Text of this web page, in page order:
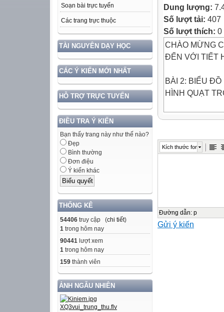
Soạn bài trực tuyến
Các trang trực thuộc
TÀI NGUYÊN DẠY HỌC
CÁC Ý KIẾN MỚI NHẤT
HỖ TRỢ TRỰC TUYẾN
ĐIỀU TRA Ý KIẾN
Bạn thấy trang này như thế nào?
Đẹp
Bình thường
Đơn điệu
Ý kiến khác
THỐNG KÊ
54406 truy cập (chi tiết)
1 trong hôm nay
90441 lượt xem
1 trong hôm nay
159 thành viên
ẢNH NGẪU NHIÊN
Dung lượng:
Số lượt tải: 407
Số lượt thích: 0
CHÀO MỪNG
ĐẾN VỚI TIẾT
BÀI 2: BIỂU ĐỒ
HÌNH QUẠT
Muốn phân tích
tròn ta nên chú
e) Tương quan
Kích thước font
Đường dẫn: p
Gửi ý kiến